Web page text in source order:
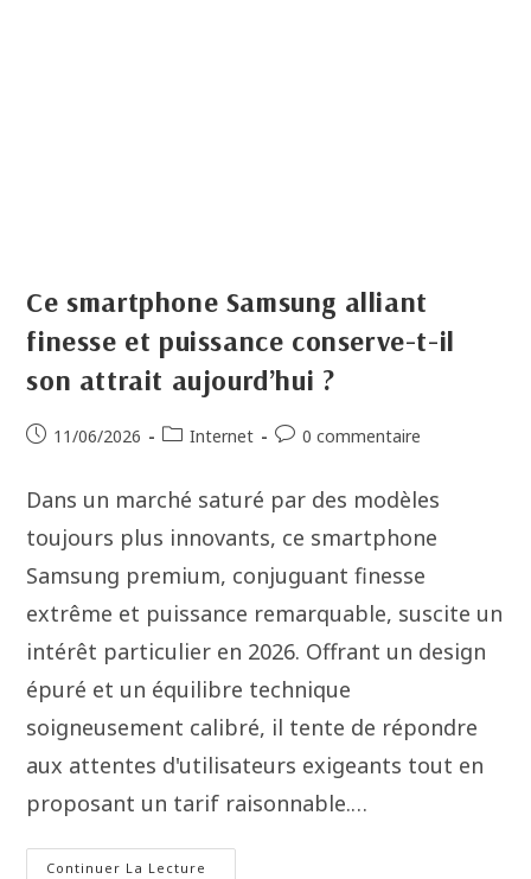
Ce smartphone Samsung alliant
finesse et puissance conserve-t-il
son attrait aujourd’hui ?
11/06/2026 Internet 0 commentaire
Dans un marché saturé par des modèles
toujours plus innovants, ce smartphone
Samsung premium, conjuguant finesse
extrême et puissance remarquable, suscite un
intérêt particulier en 2026. Offrant un design
épuré et un équilibre technique
soigneusement calibré, il tente de répondre
aux attentes d'utilisateurs exigeants tout en
proposant un tarif raisonnable.…
Continuer La Lecture